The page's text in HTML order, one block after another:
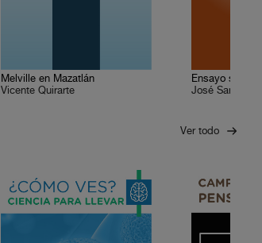
Melville en Mazatlán
Vicente Quirarte
Ensayo sobre
José
Ver todo